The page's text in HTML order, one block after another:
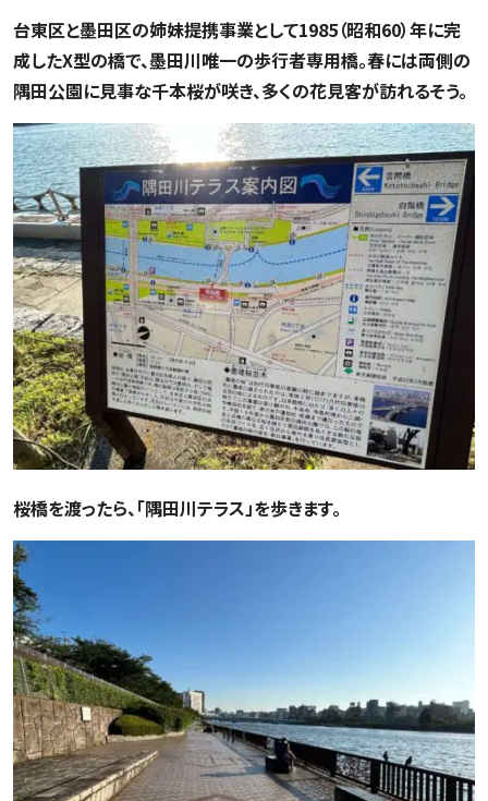
台東区と墨田区の姉妹提携事業として1985（昭和60）年に完
成したX型の橋で、墨田川唯一の歩行者専用橋。春には両側の
隅田公園に見事な千本桜が咲き、多くの花見客が訪れるそう。
桜橋を渡ったら、「隅田川テラス」を歩きます。